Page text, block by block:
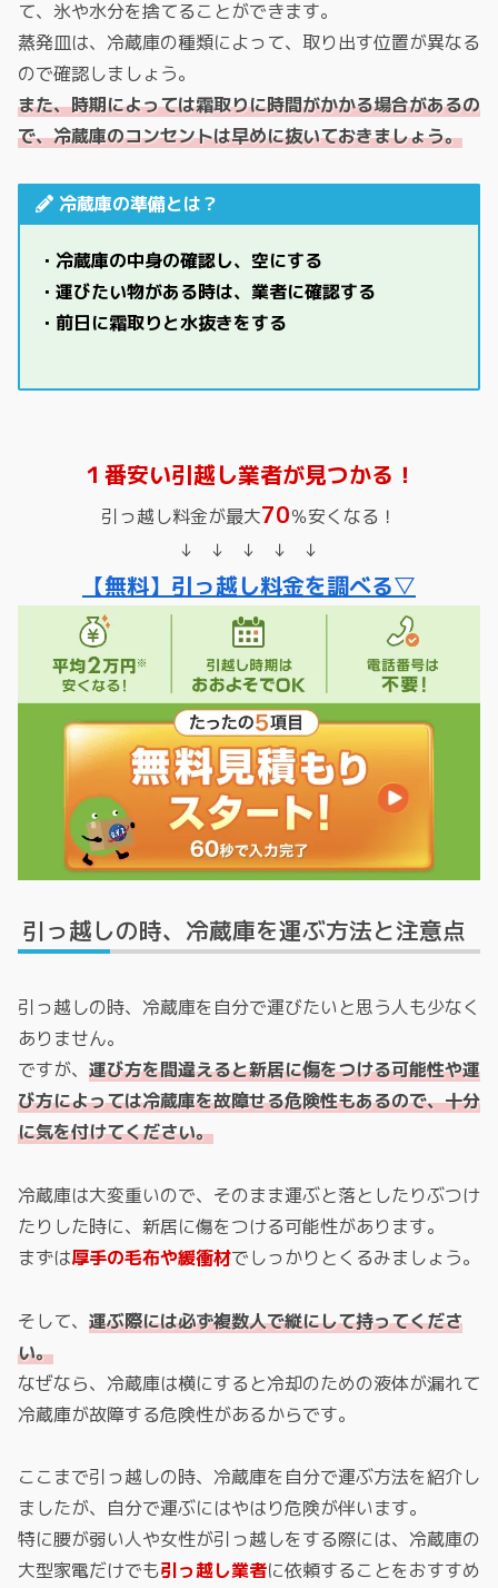
て、氷や水分を捨てることができます。
蒸発皿は、冷蔵庫の種類によって、取り出す位置が異なる
ので確認しましょう。
また、時期によっては霜取りに時間がかかる場合があるの
で、冷蔵庫のコンセントは早めに抜いておきましょう。
冷蔵庫の準備とは？
・冷蔵庫の中身の確認し、空にする
・運びたい物がある時は、業者に確認する
・前日に霜取りと水抜きをする
１番安い引越し業者が見つかる！
引っ越し料金が最大70％安くなる！
↓ ↓ ↓ ↓ ↓
【無料】引っ越し料金を調べる▽
引っ越しの時、冷蔵庫を運ぶ方法と注意点
引っ越しの時、冷蔵庫を自分で運びたいと思う人も少なく
ありません。
ですが、 運び方を間違えると新居に傷をつける可能性や運
び方によっては冷蔵庫を故障せる危険性もあるので、十分
に気を付けてください。
冷蔵庫は大変重いので、そのまま運ぶと落としたりぶつけ
たりした時に、新居に傷をつける可能性があります。
まずは厚手の毛布や緩衝材でしっかりとくるみましょう。
そして、 運ぶ際には必ず複数人で縦にして持ってくださ
い。
なぜなら、冷蔵庫は横にすると冷却のための液体が漏れて
冷蔵庫が故障する危険性があるからです。
ここまで引っ越しの時、冷蔵庫を自分で運ぶ方法を紹介し
ましたが、自分で運ぶにはやはり危険が伴います。
特に腰が弱い人や女性が引っ越しをする際には、冷蔵庫の
大型家電だけでも引っ越し業者に依頼することをおすすめ